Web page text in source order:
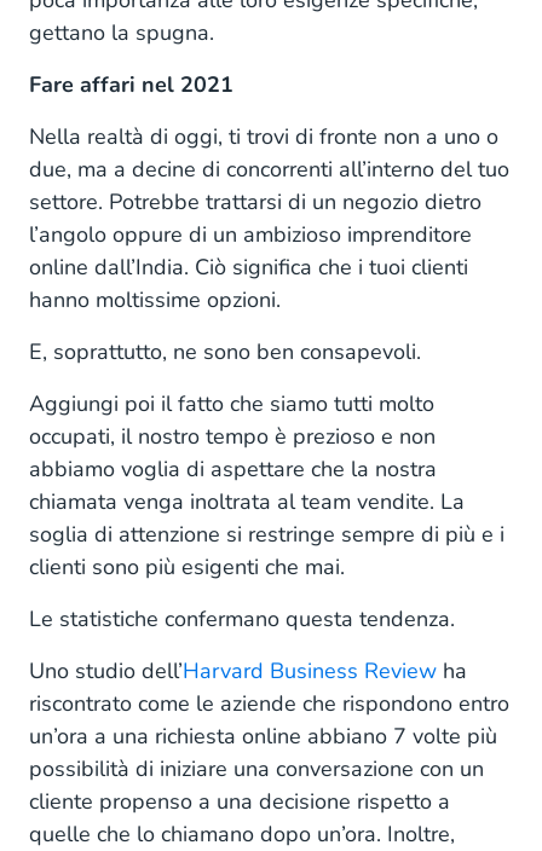
gettano la spugna.
Fare affari nel 2021
Nella realtà di oggi, ti trovi di fronte non a uno o
due, ma a decine di concorrenti all’interno del tuo
settore. Potrebbe trattarsi di un negozio dietro
l’angolo oppure di un ambizioso imprenditore
online dall’India. Ciò significa che i tuoi clienti
hanno moltissime opzioni.
E, soprattutto, ne sono ben consapevoli.
Aggiungi poi il fatto che siamo tutti molto
occupati, il nostro tempo è prezioso e non
abbiamo voglia di aspettare che la nostra
chiamata venga inoltrata al team vendite. La
soglia di attenzione si restringe sempre di più e i
clienti sono più esigenti che mai.
Le statistiche confermano questa tendenza.
Uno studio dell’Harvard Business Review ha
riscontrato come le aziende che rispondono entro
un’ora a una richiesta online abbiano 7 volte più
possibilità di iniziare una conversazione con un
cliente propenso a una decisione rispetto a
quelle che lo chiamano dopo un’ora. Inoltre,